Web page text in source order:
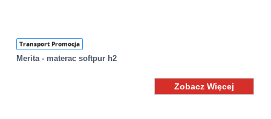
Transport Promocja
Merita - materac softpur h2
Zobacz Więcej